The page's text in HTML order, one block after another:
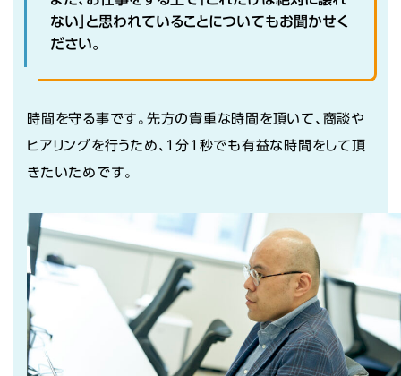
ない」と思われていることについてもお聞かせく
ださい。
時間を守る事です。先方の貴重な時間を頂いて、商談や
ヒアリングを行うため、1分1秒でも有益な時間をして頂
きたいためです。